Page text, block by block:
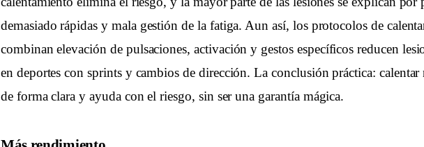
demasiado rápidas y mala gestión de la fatiga. Aun así, los protocolos de
combinan elevación de pulsaciones, activación y gestos específicos reducen
en deportes con sprints y cambios de dirección. La conclusión práctica:
de forma clara y ayuda con el riesgo, sin ser una garantía mágica.